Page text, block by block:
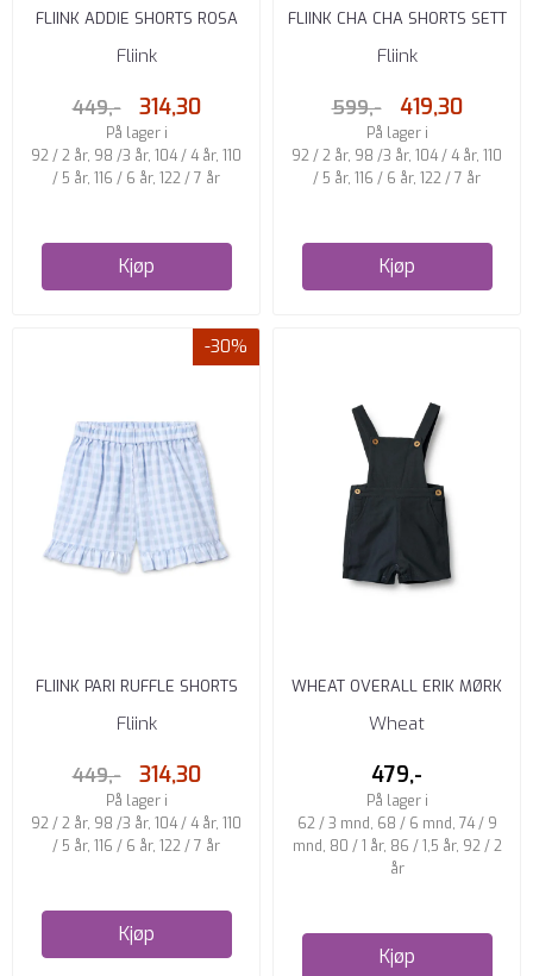
FLIINK ADDIE SHORTS ROSA
Fliink
449,- 314,30
På lager i
92 / 2 år, 98 /3 år, 104 / 4 år, 110
/ 5 år, 116 / 6 år, 122 / 7 år
Kjøp
FLIINK CHA CHA SHORTS SETT
BEIGE/BLÅ
Fliink
599,- 419,30
På lager i
92 / 2 år, 98 /3 år, 104 / 4 år, 110
/ 5 år, 116 / 6 år, 122 / 7 år
Kjøp
-30%
FLIINK PARI RUFFLE SHORTS
LYS BLÅ
Fliink
449,- 314,30
På lager i
92 / 2 år, 98 /3 år, 104 / 4 år, 110
/ 5 år, 116 / 6 år, 122 / 7 år
Kjøp
WHEAT OVERALL ERIK MØRK
BLÅ
Wheat
479,-
På lager i
62 / 3 mnd, 68 / 6 mnd, 74 / 9
mnd, 80 / 1 år, 86 / 1,5 år, 92 / 2
år
Kjøp